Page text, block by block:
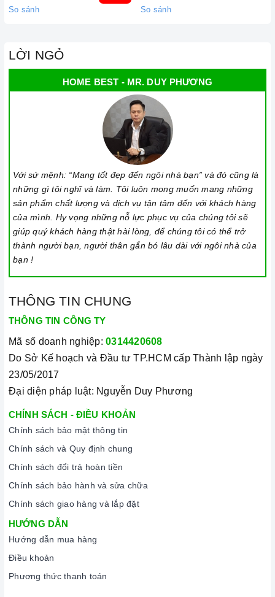
So sánh So sánh
LỜI NGỎ
HOME BEST - MR. DUY PHƯƠNG
Với sứ mệnh: “Mang tốt đẹp đến ngôi nhà bạn” và đó cũng là
những gì tôi nghĩ và làm. Tôi luôn mong muốn mang những
sản phẩm chất lượng và dịch vụ tận tâm đến với khách hàng
của mình. Hy vọng những nỗ lực phục vụ của chúng tôi sẽ
giúp quý khách hàng thật hài lòng, để chúng tôi có thể trở
thành người bạn, người thân gắn bó lâu dài với ngôi nhà của
bạn !
THÔNG TIN CHUNG
THÔNG TIN CÔNG TY
Mã số doanh nghiệp: 0314420608
Do Sở Kế hoạch và Đầu tư TP.HCM cấp Thành lập ngày
23/05/2017
Đại diện pháp luật: Nguyễn Duy Phương
CHÍNH SÁCH - ĐIỀU KHOẢN
Chính sách bảo mật thông tin
Chính sách và Quy định chung
Chính sách đổi trả hoàn tiền
Chính sách bảo hành và sửa chữa
Chính sách giao hàng và lắp đặt
HƯỚNG DẪN
Hướng dẫn mua hàng
Điều khoản
Phương thức thanh toán